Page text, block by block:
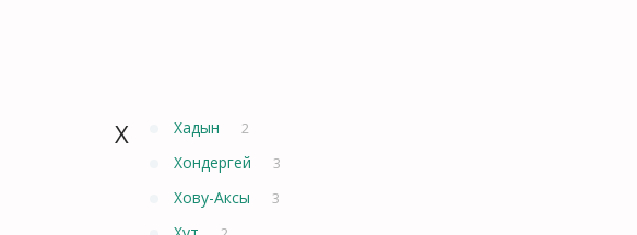
Х Хадын 2
Хондергей 3
Хову-Аксы 3